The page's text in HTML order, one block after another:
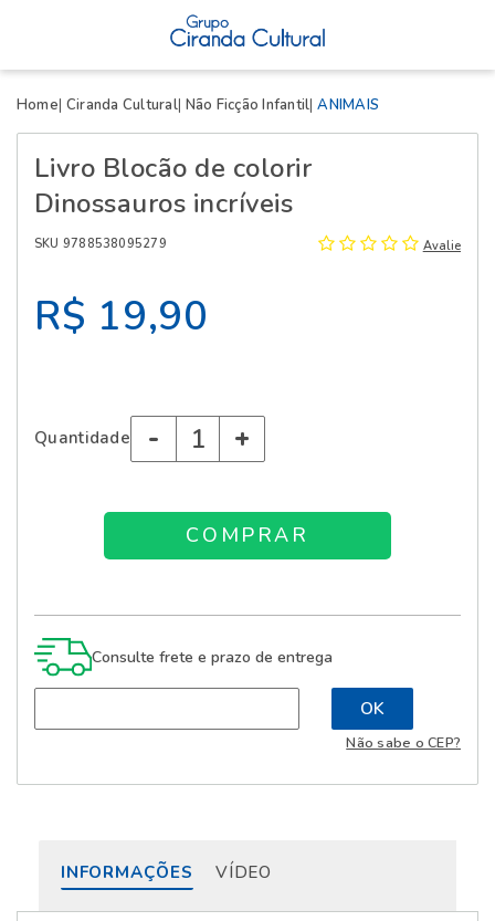
Home Ciranda Cultural Não Ficção Infantil ANIMAIS
Livro Blocão de colorir
Dinossauros incríveis
SKU 9788538095279 Avalie
R$ 19,90
Quantidade - +
Consulte frete e prazo de entrega
Não sabe o CEP?
INFORMAÇÕES VÍDEO